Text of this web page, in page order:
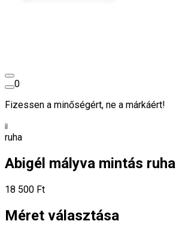
0
Fizessen a minőségért, ne a márkáért!
ruha
Abigél mályva mintás ruha
18 500 Ft
Méret választása